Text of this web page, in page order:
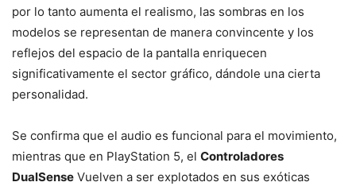
por lo tanto aumenta el realismo, las sombras en los
modelos se representan de manera convincente y los
reflejos del espacio de la pantalla enriquecen
significativamente el sector gráfico, dándole una cierta
personalidad.
Se confirma que el audio es funcional para el movimiento,
mientras que en PlayStation 5, el Controladores
DualSense Vuelven a ser explotados en sus exóticas